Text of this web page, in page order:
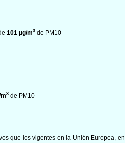
101 µg/m3 de PM10
3 de PM10
que los vigentes en la Unión Europea, en